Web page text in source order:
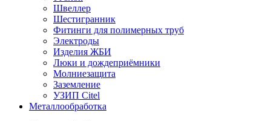
Швеллер
Шестигранник
Фитинги для полимерных труб
Электроды
Изделия ЖБИ
Люки и дождеприёмники
Молниезащита
Заземление
УЗИП Citel
Металлообработка